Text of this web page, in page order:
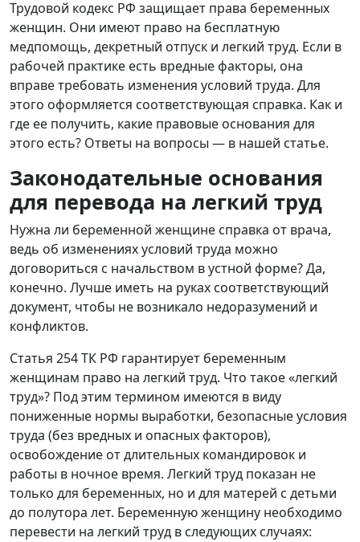
Трудовой кодекс РФ защищает права беременных
женщин. Они имеют право на бесплатную
медпомощь, декретный отпуск и легкий труд. Если в
рабочей практике есть вредные факторы, она
вправе требовать изменения условий труда. Для
этого оформляется соответствующая справка. Как и
где ее получить, какие правовые основания для
этого есть? Ответы на вопросы — в нашей статье.
Законодательные основания
для перевода на легкий труд
Нужна ли беременной женщине справка от врача,
ведь об изменениях условий труда можно
договориться с начальством в устной форме? Да,
конечно. Лучше иметь на руках соответствующий
документ, чтобы не возникало недоразумений и
конфликтов.
Статья 254 ТК РФ гарантирует беременным
женщинам право на легкий труд. Что такое «легкий
труд»? Под этим термином имеются в виду
пониженные нормы выработки, безопасные условия
труда (без вредных и опасных факторов),
освобождение от длительных командировок и
работы в ночное время. Легкий труд показан не
только для беременных, но и для матерей с детьми
до полутора лет. Беременную женщину необходимо
перевести на легкий труд в следующих случаях: